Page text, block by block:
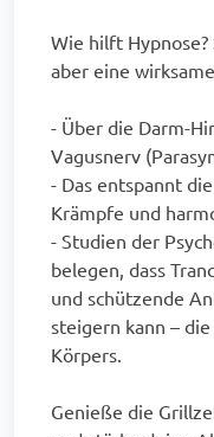
Wie hilft
aber eine
- Über die Darm-
Vagusnerv
- Das entspannt
Krämpfe und
- Studien der
belegen, dass
und schützende
steigern kann –
Körpers.
Genieße die